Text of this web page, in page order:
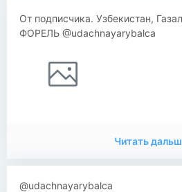
От подписчика. Узбекистан,
ФОРЕЛЬ @udachnayarybalca
Читать
@udachnayarybalca